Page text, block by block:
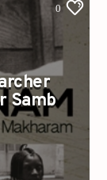
0
Samb